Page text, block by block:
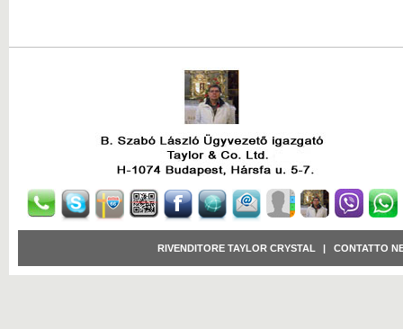
RIVENDITORE TAYLOR CRYSTAL | CONTATTO